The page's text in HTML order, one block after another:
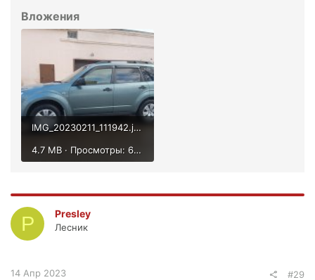
Вложения
IMG_20230211_111942.jpg
4.7 MB · Просмотры: 695
P Presley
Лесник
14 Апр 2023 #29